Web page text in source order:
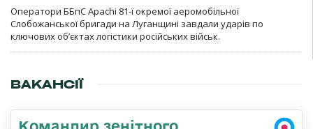
Оператори ББпС Apachi 81-ї окремої аеромобільної
Слобожанської бригади на Луганщині завдали ударів по
ключових об’єктах логістики російських військ.
ВАКАНСІЇ
Командир зенітного